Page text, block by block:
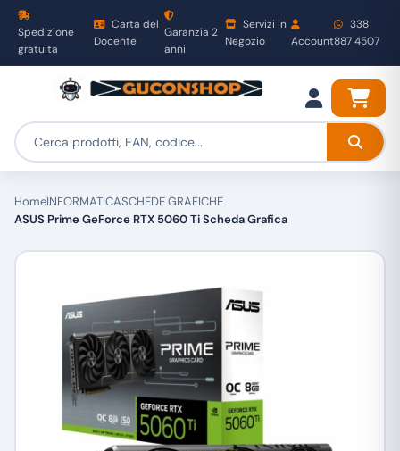
Spedizione
gratuita
Carta del
Docente
Garanzia 2
anni
Servizi in
Negozio
Account
338
887 4507
HomeINFORMATICASCHEDE GRAFICHE
ASUS Prime GeForce RTX 5060 Ti Scheda Grafica